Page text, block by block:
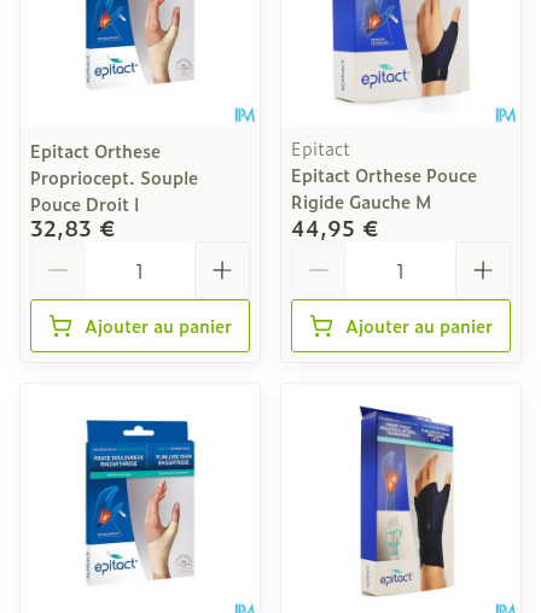
Epitact Orthese
Propriocept. Souple
Pouce Droit l
32,83 €
Ajouter au panier
Epitact
Epitact Orthese Pouce
Rigide Gauche M
44,95 €
Ajouter au panier